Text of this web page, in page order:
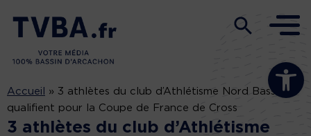
Ouvrir la
Accueil » 3 athlètes du club d’Athlétisme Nord Bassin se
qualifient pour la Coupe de France de Cross
3 athlètes du club d’Athlétisme